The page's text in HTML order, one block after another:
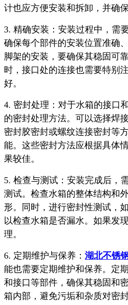
计也应方便安装和拆卸，并确保
3. 精确安装：安装过程中，需
确保每个部件的安装位置准确
脚架的安装，要确保其稳固可
时，接口处的连接也需要特别
好。
4. 密封处理：对于水箱的接口
的密封处理方法。可以选择焊
密封胶密封或螺纹连接密封等
能。这些密封方法应根据具体
果较佳。
5. 检查与测试：安装完成后，
测试。检查水箱的整体结构和
形。同时，进行密封性测试，
以检查水箱是否漏水。如果发
理。
6. 定期维护与保养： 湖北不锈
能也需要定期维护和保养。定
和接口等部件，确保其稳固和
箱内部，避免污垢和杂质对密